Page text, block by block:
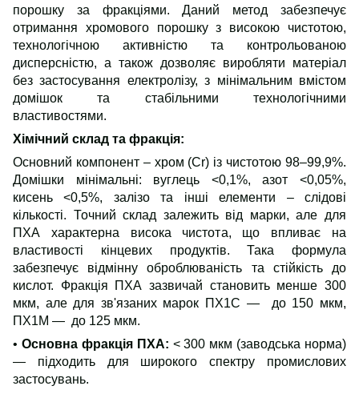
порошку за фракціями. Даний метод забезпечує
отримання хромового порошку з високою чистотою,
технологічною активністю та контрольованою
дисперсністю, а також дозволяє виробляти матеріал
без застосування електролізу, з мінімальним вмістом
домішок та стабільними технологічними
властивостями.
Хімічний склад та фракція:
Основний компонент – хром (Cr) із чистотою 98–99,9%.
Домішки мінімальні: вуглець <0,1%, азот <0,05%,
кисень <0,5%, залізо та інші елементи – слідові
кількості. Точний склад залежить від марки, але для
ПХА характерна висока чистота, що впливає на
властивості кінцевих продуктів. Така формула
забезпечує відмінну оброблюваність та стійкість до
кислот. Фракція ПХА зазвичай становить менше 300
мкм, але для зв'язаних марок ПХ1С — до 150 мкм,
ПХ1М — до 125 мкм.
• Основна фракція ПХА: < 300 мкм (заводська норма)
— підходить для широкого спектру промислових
застосувань.